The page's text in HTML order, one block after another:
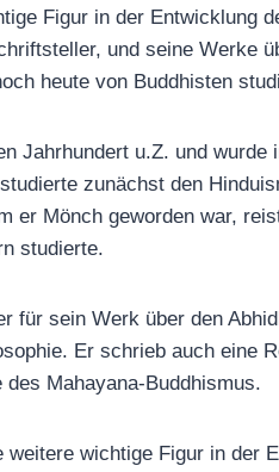
Figur in der Entwicklung
und seine Werke
heute von Buddhisten
Jahrhundert u.Z. und
zunächst den
er Mönch geworden war,
studierte.
für sein Werk über den
Er schrieb auch eine
Mahayana-Buddhismus.
wichtige Figur in der